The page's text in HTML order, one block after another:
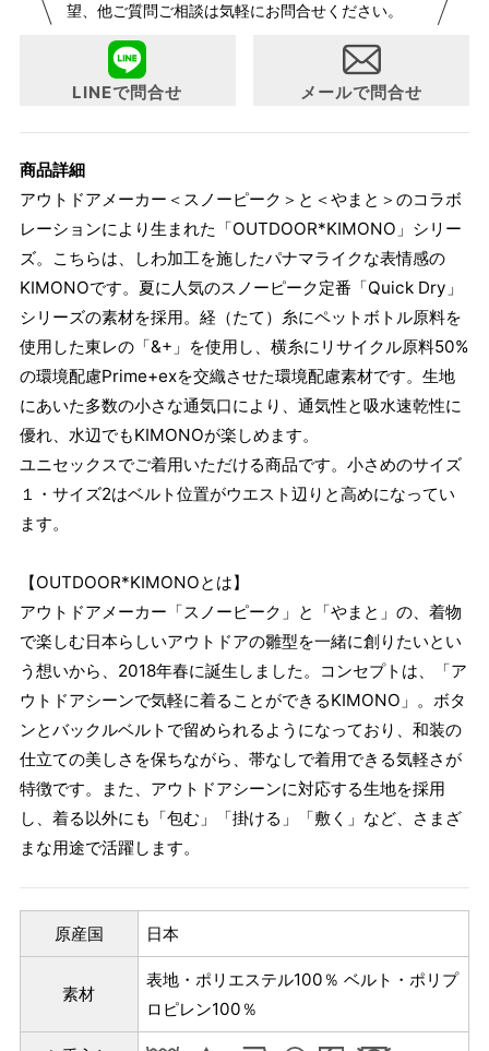
望、他ご質問ご相談は気軽にお問合せください。
LINEで問合せ メールで問合せ
商品詳細
アウトドアメーカー＜スノーピーク＞と＜やまと＞のコラボ
レーションにより生まれた「OUTDOOR*KIMONO」シリー
ズ。こちらは、しわ加工を施したパナマライクな表情感の
KIMONOです。夏に人気のスノーピーク定番「Quick Dry」
シリーズの素材を採用。経（たて）糸にペットボトル原料を
使用した東レの「&+」を使用し、横糸にリサイクル原料50%
の環境配慮Prime+exを交織させた環境配慮素材です。生地
にあいた多数の小さな通気口により、通気性と吸水速乾性に
優れ、水辺でもKIMONOが楽しめます。
ユニセックスでご着用いただける商品です。小さめのサイズ
１・サイズ2はベルト位置がウエスト辺りと高めになってい
ます。
【OUTDOOR*KIMONOとは】
アウトドアメーカー「スノーピーク」と「やまと」の、着物
で楽しむ日本らしいアウトドアの雛型を一緒に創りたいとい
う想いから、2018年春に誕生しました。コンセプトは、「ア
ウトドアシーンで気軽に着ることができるKIMONO」。ボタ
ンとバックルベルトで留められるようになっており、和装の
仕立ての美しさを保ちながら、帯なしで着用できる気軽さが
特徴です。また、アウトドアシーンに対応する生地を採用
し、着る以外にも「包む」「掛ける」「敷く」など、さまざ
まな用途で活躍します。
原産国 日本
素材
表地・ポリエステル100％ ベルト・ポリプ
ロピレン100％